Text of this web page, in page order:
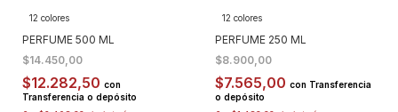
12 colores
PERFUME 500 ML
$14.450,00
$12.282,50 con
Transferencia o depósito
12 colores
PERFUME 250 ML
$8.900,00
$7.565,00 con Transferencia
o depósito